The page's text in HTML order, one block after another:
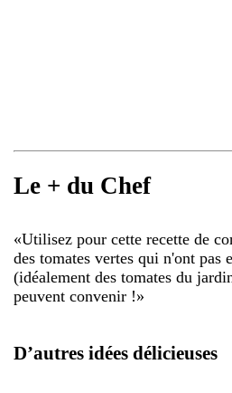
Le + du Chef
«Utilisez pour cette recette de
des tomates vertes qui n'ont pas
(idéalement des tomates du
peuvent convenir !»
D’autres idées délicieuses